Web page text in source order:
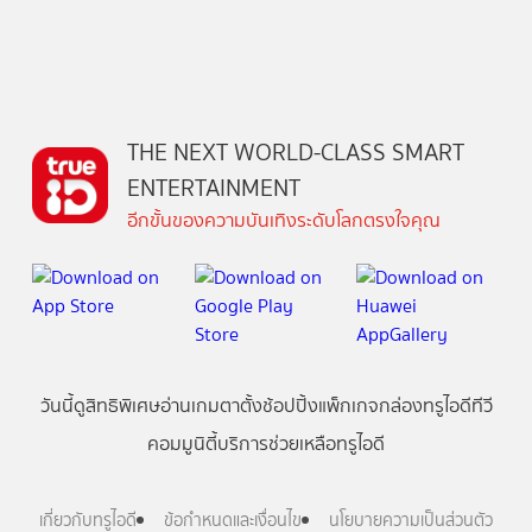
THE NEXT WORLD-CLASS SMART
ENTERTAINMENT
อีกขั้นของความบันเทิงระดับโลกตรงใจคุณ
วันนี้ดูสิทธิพิเศษอ่านเกมตาตั้งช้อปปิ้งแพ็กเกจกล่องทรูไอดีทีวี
คอมมูนิตี้บริการช่วยเหลือทรูไอดี
เกี่ยวกับทรูไอดี ข้อกำหนดและเงื่อนไข นโยบายความเป็นส่วนตัว